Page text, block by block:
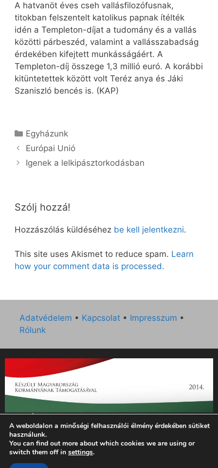
A hatvanöt éves cseh vallásfilozófusnak,
titokban felszentelt katolikus papnak ítélték
idén a Templeton-díjat a tudomány és a vallás
közötti párbeszéd, valamint a vallásszabadság
érdekében kifejtett munkásságáért. A
Templeton-díj összege 1,3 millió euró. A korábbi
kitüntetettek között volt Teréz anya és Jáki
Szaniszló bencés is. (KAP)
Kategória
Egyházunk
Európai Unió
Igenek a lelkipásztorkodásban
Szólj hozzá!
Hozzászólás küldéséhez be kell jelentkezni.
This site uses Akismet to reduce spam. Learn
how your comment data is processed.
Adatvédelem • Kapcsolat • Impresszum •
Rólunk
„Az Új Ember katolikus hetilap 2014. évi működésének
támogatását az EGYH-KCP-14-P-0121 sz. támogatási
szerződés keretében 3 000 000 Ft összegben támogatta az
Emberi Erőforrások Minisztériuma.”
A weboldalon a minőségi felhasználói élmény érdekében sütiket
használunk.
You can find out more about which cookies we are using or
switch them off in settings.